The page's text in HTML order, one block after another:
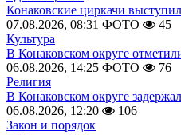
Конаковские циркачи
07.08.2026, 08:31 ФОТО
45
Культура
В Конаковском округе
06.08.2026, 14:25 ФОТО
76
Религия
В Конаковском округе
06.08.2026, 12:20
106
Закон и порядок